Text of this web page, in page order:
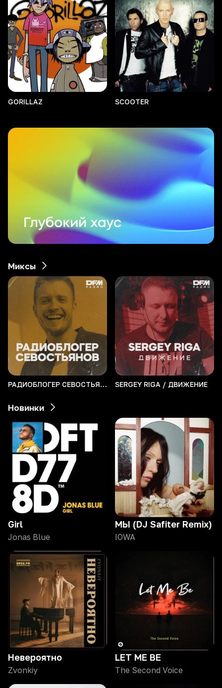
GORILLAZ SCOOTER
Миксы
РАДИОБЛОГЕР СЕВОСТЬЯНОВ SERGEY RIGA / ДВИЖЕНИЕ
Новинки
Girl
Jonas Blue
МЫ (DJ Safiter Remix)
IOWA
Невероятно
Zvonkiy
LET ME BE
The Second Voice